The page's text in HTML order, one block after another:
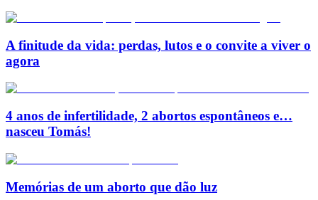
A finitude da vida: perdas, lutos e o convite a viver o
agora
4 anos de infertilidade, 2 abortos espontâneos e…
nasceu Tomás!
Memórias de um aborto que dão luz